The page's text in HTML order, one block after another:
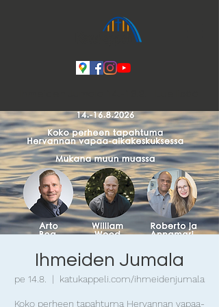
Ihmeiden Jumala
pe 14.8.
  |
katukappeli.com/ihmeidenjumala
Koko perheen tapahtuma Hervannan vapaa-